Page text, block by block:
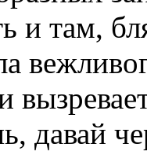
и там,
давай